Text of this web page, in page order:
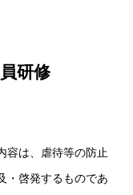
研修
容は、虐待等の防止
・啓発するものであ